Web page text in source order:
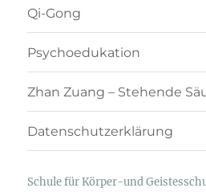
Qi-Gong
Psychoedukation
Zhan Zuang – Stehende
Datenschutzerklärung
Schule für Körper-und